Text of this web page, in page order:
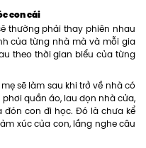
con cái
thường phải thay phiên nhau
của từng nhà mà và mỗi gia
theo thời gian biểu của từng
sẽ làm sau khi trở về nhà có
quần áo, lau dọn nhà cửa,
đón con đi học. Đó là chưa kể
xúc của con, lắng nghe câu